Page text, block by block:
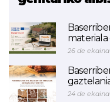
26 de
24 de